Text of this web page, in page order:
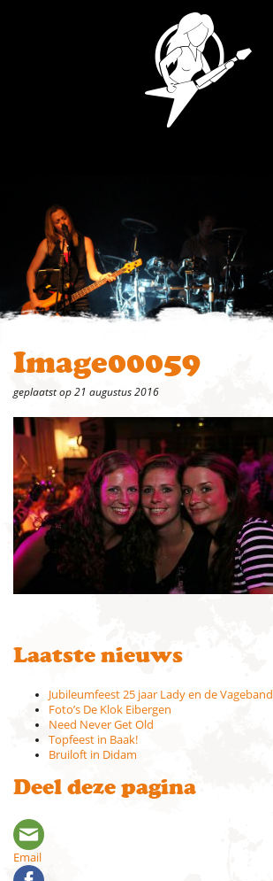
Image00059
geplaatst op 21 augustus 2016
Laatste nieuws
Jubileumfeest 25 jaar Lady en de Vageband
Foto’s De Klok Eibergen
Need Never Get Old
Topfeest in Baak!
Bruiloft in Didam
Deel deze pagina
Email